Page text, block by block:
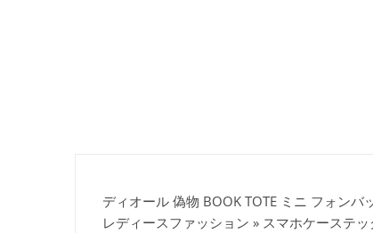
ディオール 偽物 BOOK TOTE ミニ フォンバ
レディースファッション » スマホケーステ